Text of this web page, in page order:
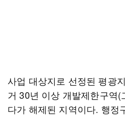
사업 대상지로 선정된 평광
거 30년 이상 개발제한구역(
다가 해제된 지역이다. 행정